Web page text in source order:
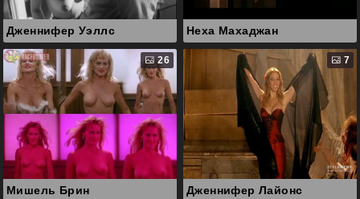
Дженнифер Уэллс Неха Махаджан
26
Мишель Брин
7
Дженнифер Лайонс